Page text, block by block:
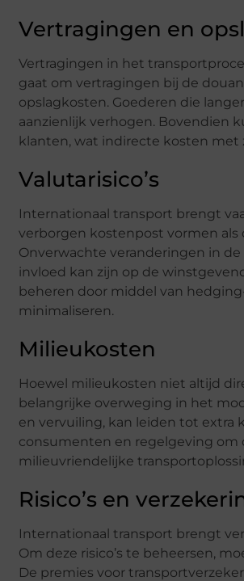
Vertragingen en
Vertragingen in het
gaat om vertragingen bij de
opslagkosten. Goederen die
aanzienlijk verhogen. Bovendien
klanten, wat indirecte kosten met
Valutarisico’s
Internationaal transport brengt
verborgen kostenpost vormen
Onverwachte veranderingen in
invloed kan zijn op de
beheren door middel van
minimaliseren.
Milieukosten
Hoewel milieukosten niet altijd
belangrijke overweging in het
en vervuiling, kan leiden tot extra
consumenten en regelgeving om
milieuvriendelijke
Risico’s en
Internationaal transport brengt
Om deze risico’s te beheersen,
De premies voor